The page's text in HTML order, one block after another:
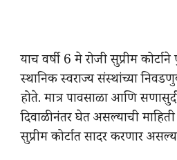
याच वर्षी 6 मे रोजी सुप्रीम
स्थानिक स्वराज्य संस्थांच्या
होते. मात्र पावसाळा आणि
दिवाळीनंतर घेत असल्याची
सुप्रीम कोर्टात सादर करणार